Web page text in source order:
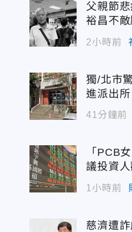
父親節
裕昌不
2小時前
獨/北市
進派出所
41分鐘前
「PCB
議投資
1小時前
慈濟遭